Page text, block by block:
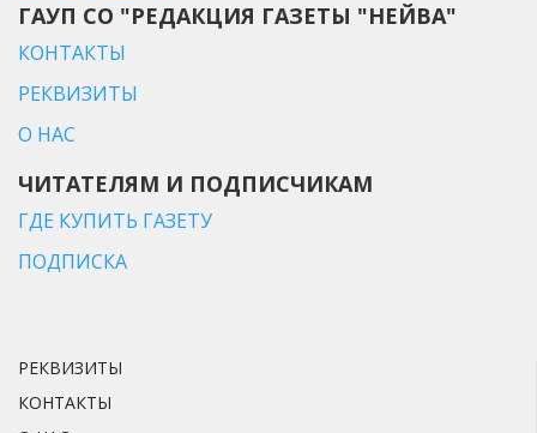
ГАУП СО "РЕДАКЦИЯ ГАЗЕТЫ "НЕЙВА"
КОНТАКТЫ
РЕКВИЗИТЫ
О НАС
ЧИТАТЕЛЯМ И ПОДПИСЧИКАМ
ГДЕ КУПИТЬ ГАЗЕТУ
ПОДПИСКА
РЕКВИЗИТЫ
КОНТАКТЫ